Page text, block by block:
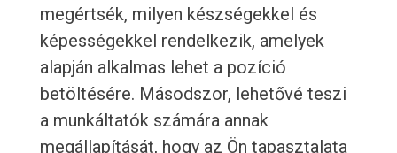
megértsék, milyen készségekkel és
képességekkel rendelkezik, amelyek
alapján alkalmas lehet a pozíció
betöltésére. Másodszor, lehetővé teszi
a munkáltatók számára annak
megállapítását, hogy az Ön tapasztalata